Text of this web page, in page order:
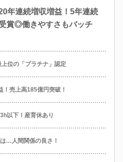
年連続増収増益！5年連続
賞◎働きやすさもバッチ
位の「プラチナ」認定
売上高185億円突破！
以下！産育休あり
…人間関係の良さ！